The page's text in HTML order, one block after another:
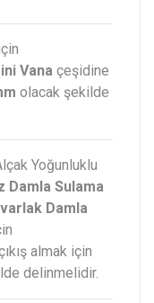
Vana çeşidine
olacak şekilde
Yoğunluklu
Damla Sulama
Damla
almak için
delinmelidir.